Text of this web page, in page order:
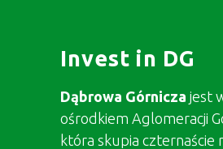
Invest in DG
Dąbrowa Górnicza jest
ośrodkiem Aglomeracji
która skupia czternaście